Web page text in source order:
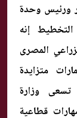
ورئيس وحدة
إنه
المصرى
متزايدة
جنيه تسعى وزارة
قطاعية